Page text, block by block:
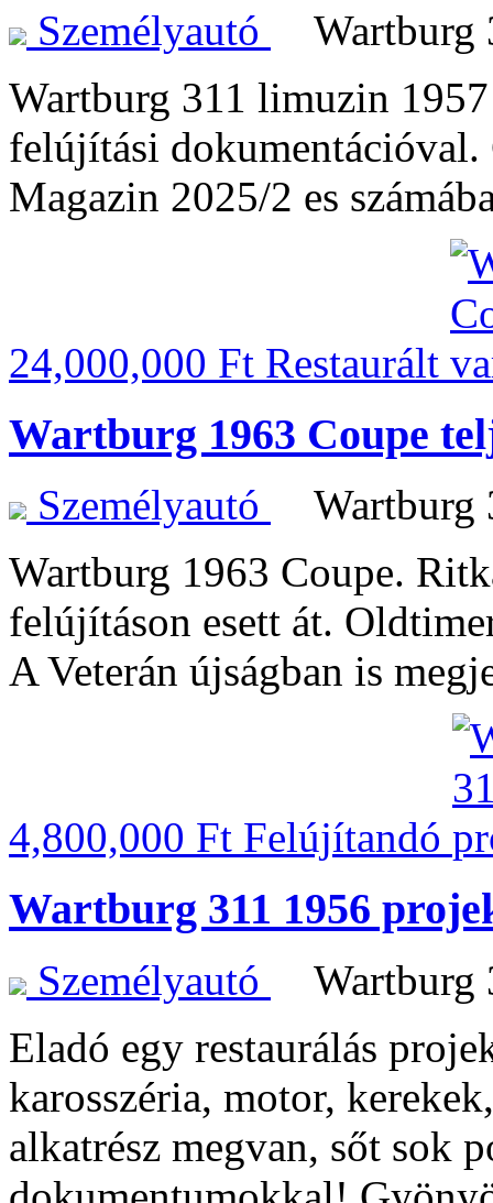
Személyautó
Wartburg 311 limuzin
felújítási dokumentációval.
Magazin 2025/2 es
24,000,000 Ft Restaurált
Wartburg 1963 Coupe
Személyautó
Wartburg 1963 Coupe.
felújításon esett át.
A Veterán újságban is
4,800,000 Ft Felújítandó
Wartburg 311 1956
Személyautó
Eladó egy restaurálás
karosszéria, motor,
alkatrész megvan, sőt sok